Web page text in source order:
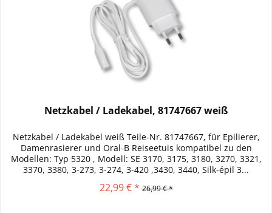
Netzkabel / Ladekabel, 81747667 weiß
Netzkabel / Ladekabel weiß Teile-Nr. 81747667, für Epilierer,
Damenrasierer und Oral-B Reiseetuis kompatibel zu den
Modellen: Typ 5320 , Modell: SE 3170, 3175, 3180, 3270, 3321,
3370, 3380, 3-273, 3-274, 3-420 ,3430, 3440, Silk-épil 3...
22,99 € * 26,99 € *